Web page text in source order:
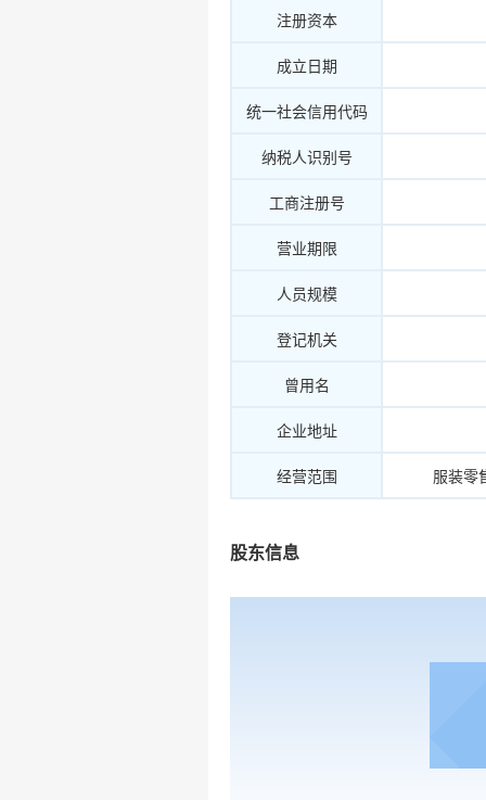
注册资本
成立日期
统一社会信用代码
纳税人识别号
工商注册号
营业期限
人员规模
登记机关
曾用名
企业地址
经营范围 服装零
股东信息